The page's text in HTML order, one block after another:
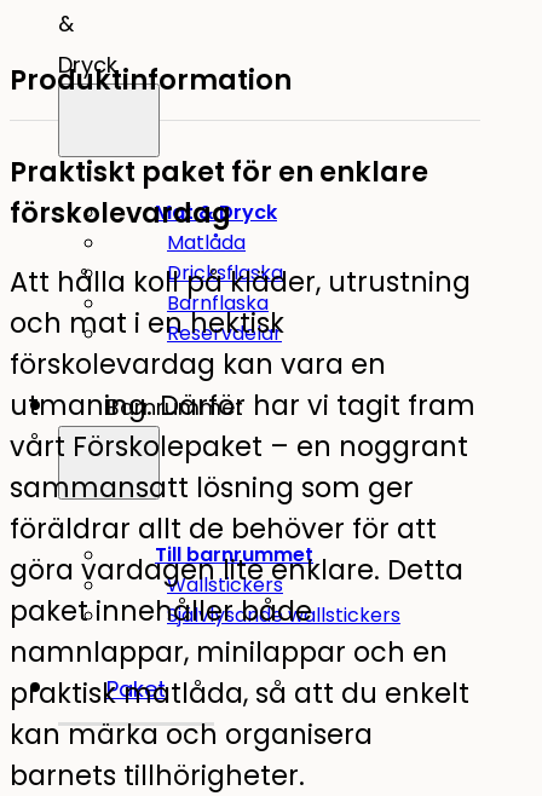
&
Dryck
Mat & Dryck
Matlåda
Dricksflaska
Barnflaska
Reservdelar
Barnrummet
Till barnrummet
Wallstickers
Självlysande wallstickers
Paket
Produktinformation
Praktiskt paket för en enklare
förskolevardag
Att hålla koll på kläder, utrustning
och mat i en hektisk
förskolevardag kan vara en
utmaning. Därför har vi tagit fram
vårt Förskolepaket – en noggrant
sammansatt lösning som ger
föräldrar allt de behöver för att
göra vardagen lite enklare. Detta
paket innehåller både
namnlappar, minilappar och en
praktisk matlåda, så att du enkelt
kan märka och organisera
barnets tillhörigheter.